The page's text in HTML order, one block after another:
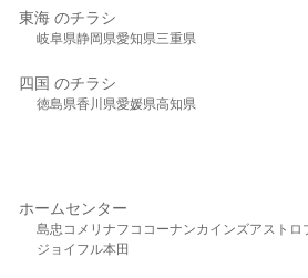
東海 のチラシ
岐阜県静岡県愛知県三重県
四国 のチラシ
徳島県香川県愛媛県高知県
ホームセンター
島忠 コメリ ナフコ コーナンカインズアストロ
ジョイフル本田